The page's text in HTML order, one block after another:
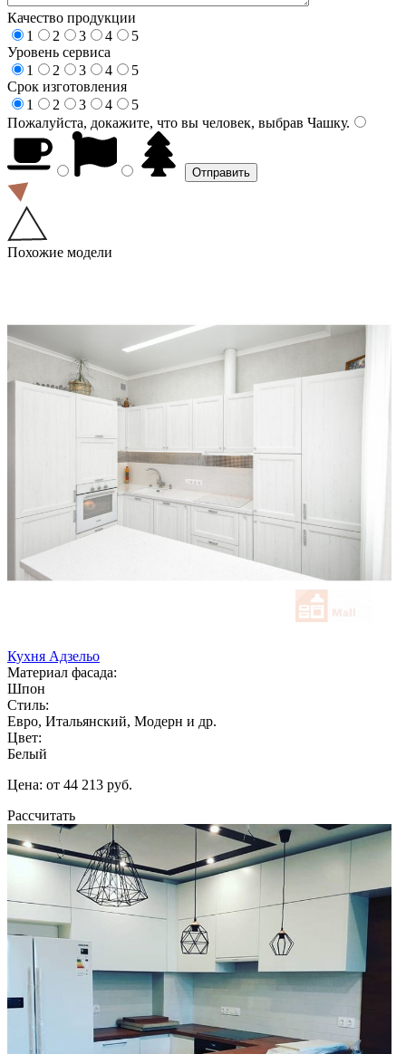
Качество продукции
1
2 3 4
5
Уровень сервиса
1
2 3 4
5
Срок изготовления
1
2 3 4
5
Пожалуйста, докажите, что вы человек, выбрав Чашку.
Похожие модели
Кухня Адзельо
Материал фасада:
Шпон
Стиль:
Евро, Итальянский, Модерн и др.
Цвет:
Белый
Цена: от 44 213 руб.
Рассчитать